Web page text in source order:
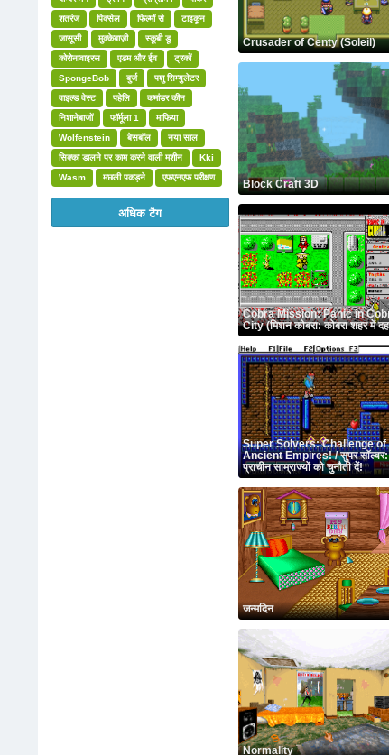
शतरंज
पिक्सेल फिल्मों से
टाइकून
जासूसी
मुक्केबाज़ी
स्कूबी डू
कोरोनावाइरस
एडम और ईव
ट्रकों
SpongeBob
बुर्ज
पशु सिम्युलेटर
वाइल्ड वेस्ट
पहेलि
कमांडर कीन
निशानेबाजों
फॉर्मूला 1
माफिया
Wolfenstein
बेसबॉल
नया साल
सिक्का डालने पर काम करने वाली मशीन
Kki
Wasm
मछली पकड़ने एफएनएफ परीक्षण
अधिक टैग
Crusader of Centy (Soleil)
Block Craft 3D
Cobra Mission: Panic in
City (मिशन कोबरा: कोबरा शहर में
Super Solvers: Challenge of
Ancient Empires! / सुपर सॉल्वर:
प्राचीन साम्राज्यों को चुनौती दें!
जन्मदिन
Normality